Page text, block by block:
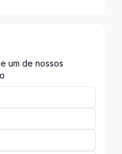
um de nossos